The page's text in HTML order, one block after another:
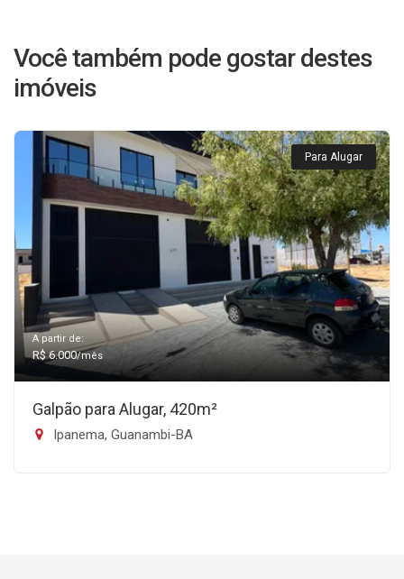
Você também pode gostar destes
imóveis
Para Alugar
A partir de:
R$ 6.000/mês
Galpão para Alugar, 420m²
Ipanema, Guanambi-BA